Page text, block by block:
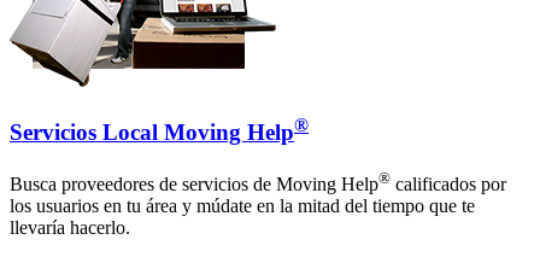
Servicios Local Moving Help®
Busca proveedores de servicios de Moving Help® calificados por
los usuarios en tu área y múdate en la mitad del tiempo que te
llevaría hacerlo.